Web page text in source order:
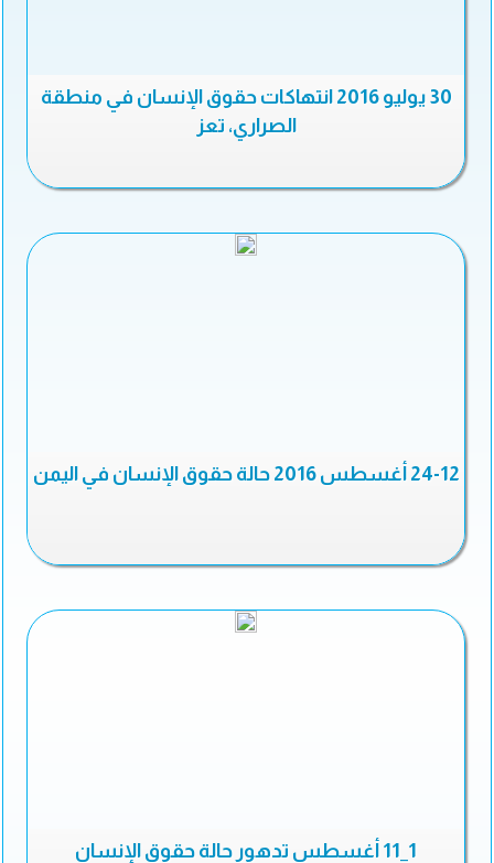
30 يوليو 2016 انتهاكات حقوق الإنسان في منطقة
الصراري، تعز
24-12 أغسطس 2016 حالة حقوق الإنسان في اليمن
1_11 أغسطس تدهور حالة حقوق الإنسان